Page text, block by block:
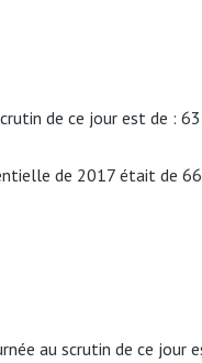
de ce jour est de :
de 2017 était de
au scrutin de ce jour